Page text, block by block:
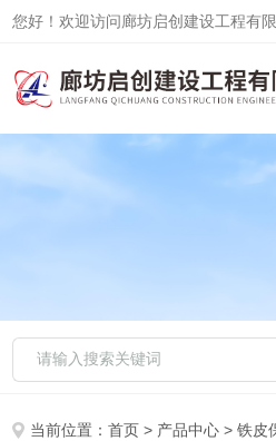
您好！欢迎访问廊坊启创建设工程有
当前位置：首页 > 产品中心 >铁皮